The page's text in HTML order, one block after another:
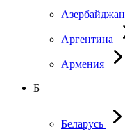
Азербайджан
Аргентина
Армения
Б
Беларусь